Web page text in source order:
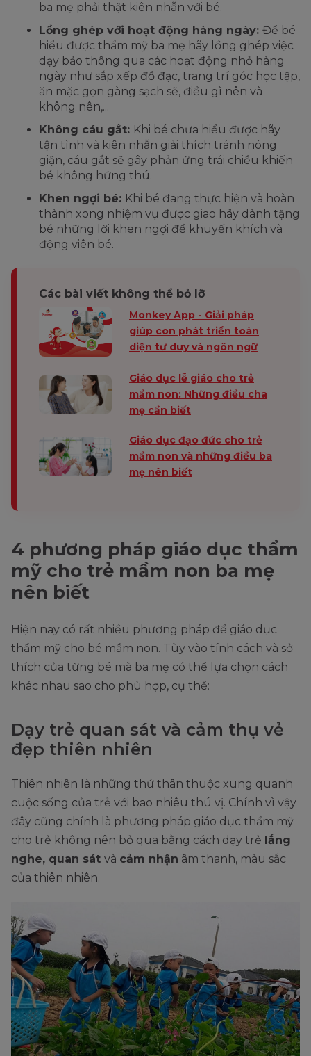
ba mẹ phải thật kiên nhẫn với bé.
Lồng ghép với hoạt động hàng ngày: Để bé
hiểu được thẩm mỹ ba mẹ hãy lồng ghép việc
dạy bảo thông qua các hoạt động nhỏ hàng
ngày như sắp xếp đồ đạc, trang trí góc học tập,
ăn mặc gọn gàng sạch sẽ, điều gì nên và
không nên,...
Không cáu gắt: Khi bé chưa hiểu được hãy
tận tình và kiên nhẫn giải thích tránh nóng
giận, cáu gắt sẽ gây phản ứng trái chiều khiến
bé không hứng thú.
Khen ngợi bé: Khi bé đang thực hiện và hoàn
thành xong nhiệm vụ được giao hãy dành tặng
bé những lời khen ngợi để khuyến khích và
động viên bé.
Các bài viết không thể bỏ lỡ
Monkey App - Giải pháp
giúp con phát triển toàn
diện tư duy và ngôn ngữ
Giáo dục lễ giáo cho trẻ
mầm non: Những điều cha
mẹ cần biết
Giáo dục đạo đức cho trẻ
mầm non và những điều ba
mẹ nên biết
4 phương pháp giáo dục thẩm
mỹ cho trẻ mầm non ba mẹ
nên biết
Hiện nay có rất nhiều phương pháp để giáo dục
thẩm mỹ cho bé mầm non. Tùy vào tính cách và sở
thích của từng bé mà ba mẹ có thể lựa chọn cách
khác nhau sao cho phù hợp, cụ thể:
Dạy trẻ quan sát và cảm thụ vẻ
đẹp thiên nhiên
Thiên nhiên là những thứ thân thuộc xung quanh
cuộc sống của trẻ với bao nhiêu thú vị. Chính vì vậy
đây cũng chính là phương pháp giáo dục thẩm mỹ
cho trẻ không nên bỏ qua bằng cách dạy trẻ lắng
nghe, quan sát và cảm nhận âm thanh, màu sắc
của thiên nhiên.